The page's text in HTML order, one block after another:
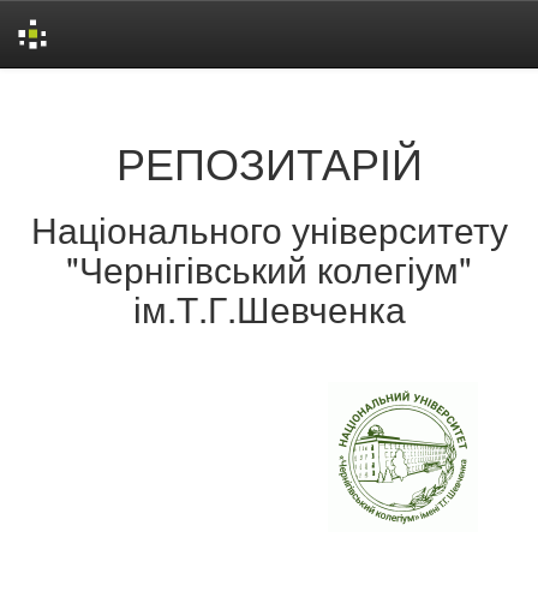
РЕПОЗИТАРІЙ
Національного університету
"Чернігівський колегіум"
ім.Т.Г.Шевченка